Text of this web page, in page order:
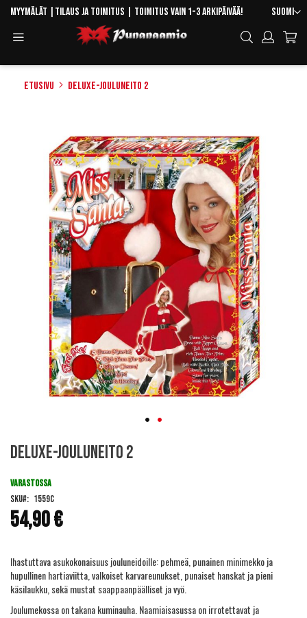
Skip
Content
Kieli
Suomi
Myymälät Tilaus ja toimitus | Toimitus vain 1-3 arkipäivää!
Hae
Etusivu Deluxe-Jouluneito 2
to
beginning
the
images
gallery
Deluxe-Jouluneito 2
54,90 €
VARASTOSSA
SKU
1559C
Ihastuttava asukokonaisuus jouluneidoille: pehmeä, punainen minimekko ja
hupullinen hartiaviitta, valkoiset karvareunukset, punaiset hanskat ja pieni
käsilaukku, sekä mustat saappaanpäälliset ja vyö.
Joulumekossa on takana kuminauha. Naamiaisasussa on irrotettavat ja